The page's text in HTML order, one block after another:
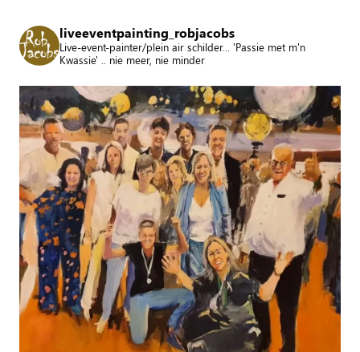
liveeventpainting_robjacobs
Live-event-painter/plein air schilder... 'Passie met m'n
Kwassie' .. nie meer, nie minder